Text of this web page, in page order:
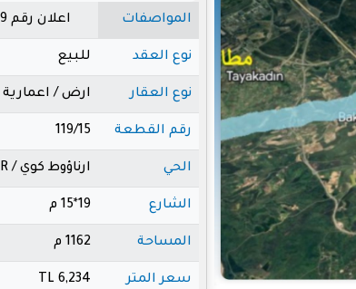
المواصفات اعلان رقم e189 - منذ 9 أشهر
نوع العقد للبيع
نوع العقار ارض / اعمارية
رقم القطعة 119/15
الحي ارناؤوط كوي / CILINGIR
الشارع 19*15 م
المساحة 1162 م
سعر المتر 6,234 TL